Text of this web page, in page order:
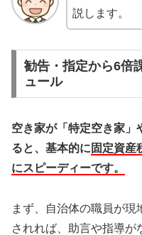
説します。
勧告・指定から6倍
ュール
空き家が「特定空き家」
ると、基本的に 固定資産
にスピーディーです。
まず、自治体の職員が
されれば、助言や指導が